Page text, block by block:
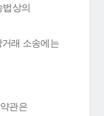
법상의
래 소송에는
관은